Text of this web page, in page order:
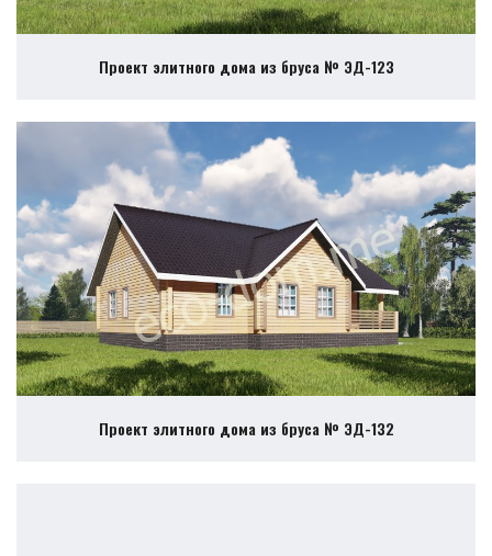
Проект элитного дома из бруса № ЭД-123
Проект элитного дома из бруса № ЭД-132